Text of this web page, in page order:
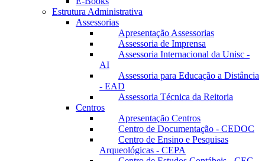
Estrutura Administrativa
Assessorias
Apresentação Assessorias
Assessoria de Imprensa
Assessoria Internacional da Unisc -
AI
Assessoria para Educação a Distância
- EAD
Assessoria Técnica da Reitoria
Centros
Apresentação Centros
Centro de Documentação - CEDOC
Centro de Ensino e Pesquisas
Arqueológicas - CEPA